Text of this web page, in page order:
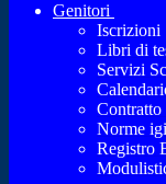
Genitori
Iscrizioni
Libri di
Servizi
Contratto
Norme
Registro